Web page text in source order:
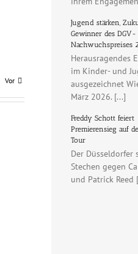
Vor
Jugend stärken,
Gewinner des DGV-
Nachwuchspreises
Herausragendes
im Kinder- und
ausgezeichnet
März 2026. [...]
Freddy Schott feiert
Premierensieg auf
Tour
Der Düsseldorfer
Stechen gegen
und Patrick Reed